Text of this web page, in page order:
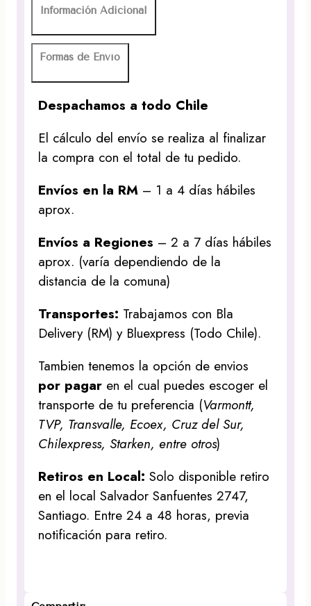
Información Adicional
Formas de Envío
Despachamos a todo Chile
El cálculo del envío se realiza al finalizar
la compra con el total de tu pedido.
Envíos en la RM – 1 a 4 días hábiles
aprox.
Envíos a Regiones – 2 a 7 días hábiles
aprox. (varía dependiendo de la
distancia de la comuna)
Transportes: Trabajamos con Bla
Delivery (RM) y Bluexpress (Todo Chile).
Tambien tenemos la opción de envios
por pagar en el cual puedes escoger el
transporte de tu preferencia (Varmontt,
TVP, Transvalle, Ecoex, Cruz del Sur,
Chilexpress, Starken, entre otros)
Retiros en Local:Solo disponible retiro
en el local Salvador Sanfuentes 2747,
Santiago. Entre 24 a 48 horas, previa
notificación para retiro.